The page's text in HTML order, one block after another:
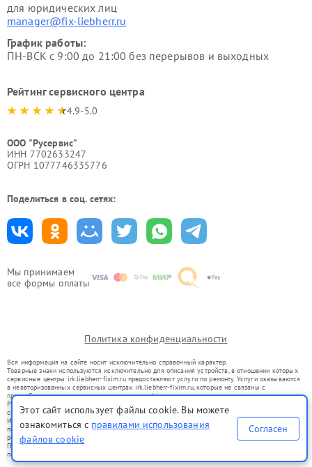
Мы принимаем
все формы оплаты
для юридических лиц
manager@fix-liebherr.ru
График работы:
ПН-ВСК с 9:00 до 21:00 без перерывов и выходных
Рейтинг сервисного центра
4.9-5.0
ООО "Русервис"
ИНН 7702633247
ОГРН 1077746335776
Поделиться в соц. сетях:
Политика конфиденциальности
Вся информация на сайте носит исключительно справочный характер.
Товарные знаки используются исключительно для описания устройств, в отношении которых
сервисные центры irk.liebherr-fixim.ru предоставляют услуги по ремонту. Услуги оказываются
в неавторизованных сервисных центрах irk.liebherr-fixim.ru, которые не связаны с
правообладателями товарных знаков или их официальными представителями.
Ремонт осуществляется для устройств, уже введенных в гражданский оборот в соответствии
со статьей 1487 ГК РФ.
Использование товарных знаков не преследует цели индивидуализации услуг или введения
потребителей в заблуждение, а служит для информирования о предоставляемых услугах по
ремонту техники указанных брендов.
Представленная на сайте информация не является публичной офертой, определяемой
положениями Статьи 437(2) Гражданского кодекса РФ
Этот сайт использует файлы cookie. Вы можете
ознакомиться с правилами использования
файлов cookie
Согласен